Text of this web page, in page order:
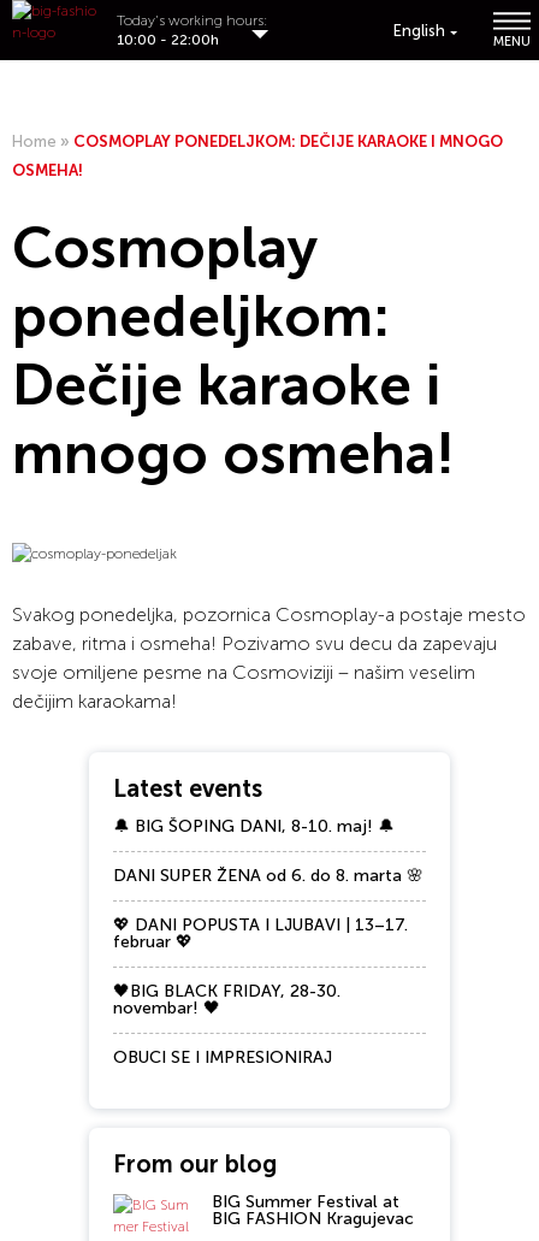
English
MENU
Today's working hours:
10:00 - 22:00h
Home » COSMOPLAY PONEDELJKOM: DEČIJE KARAOKE I MNOGO
OSMEHA!
Cosmoplay
ponedeljkom:
Dečije karaoke i
mnogo osmeha!
Svakog ponedeljka, pozornica Cosmoplay-a postaje mesto
zabave, ritma i osmeha! Pozivamo svu decu da zapevaju
svoje omiljene pesme na Cosmoviziji – našim veselim
dečijim karaokama!
Latest events
🔔 BIG ŠOPING DANI, 8-10. maj! 🔔
DANI SUPER ŽENA od 6. do 8. marta 🌸
💖 DANI POPUSTA I LJUBAVI | 13–17.
februar 💖
🖤BIG BLACK FRIDAY, 28-30.
novembar! 🖤
OBUCI SE I IMPRESIONIRAJ
From our blog
BIG Summer Festival at
BIG FASHION Kragujevac